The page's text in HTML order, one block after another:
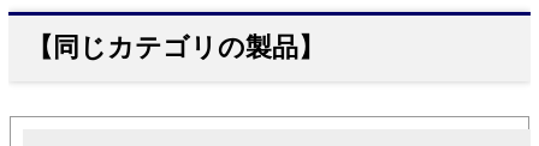
【同じカテゴリの製品】